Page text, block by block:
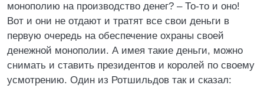
монополию на производство денег? – То-то и оно!
Вот и они не отдают и тратят все свои деньги в
первую очередь на обеспечение охраны своей
денежной монополии. А имея такие деньги, можно
снимать и ставить президентов и королей по своему
усмотрению. Один из Ротшильдов так и сказал: